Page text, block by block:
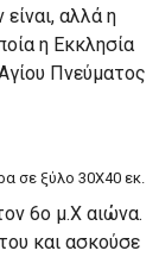
αλλά η
η Εκκλησία
Πνεύματος
σε ξύλο 30Χ40 εκ.
6ο μ.Χ αιώνα.
και ασκούσε